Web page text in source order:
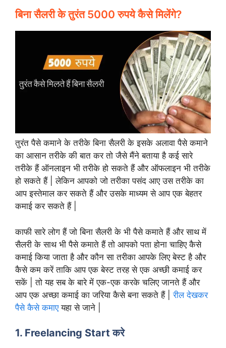
बिना सैलरी के तुरंत 5000 रुपये कैसे मिलेंगे?
तुरंत पैसे कमाने के तरीके बिना सैलरी के इसके अलावा पैसे कमाने
का आसान तरीके की बात कर तो जैसे मैंने बताया है कई सारे
तरीके हैं ऑनलाइन भी तरीके हो सकते हैं और ऑफलाइन भी तरीके
हो सकते हैं | लेकिन आपको जो तरीका पसंद आए उस तरीके का
आप इस्तेमाल कर सकते हैं और उसके माध्यम से आप एक बेहतर
कमाई कर सकते हैं |
काफी सारे लोग हैं जो बिना सैलरी के भी पैसे कमाते हैं और साथ में
सैलरी के साथ भी पैसे कमाते हैं तो आपको पता होना चाहिए कैसे
कमाई किया जाता है और कौन सा तरीका आपके लिए बेस्ट है और
कैसे कम करें ताकि आप एक बेस्ट तरह से एक अच्छी कमाई कर
सकें | तो यह सब के बारे में एक-एक करके चलिए जानते हैं और
आप एक अच्छा कमाई का जरिया कैसे बना सकते हैं |रील देखकर
पैसे कैसे कमाएयहा से जाने |
1. Freelancing Start करे